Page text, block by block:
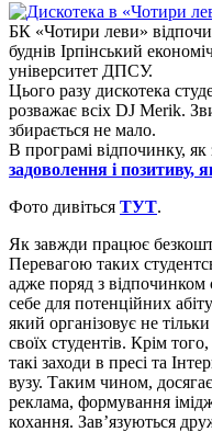
БК «Чотири леви»
буднів Ірпінський
університет ДПСУ.
Цього разу дискотека
розважає всіх DJ Merik.
збирається не мало.
В програмі відпочинку,
задоволення і позитиву,
Фото дивіться ТУТ.
Як завжди працює
Перевагою таких
адже поряд з
себе для потенційних
який організовує не
своїх студентів. Крім
такі заходи в пресі та
вузу. Таким чином,
реклама, формування
кохання. Зав’язуються